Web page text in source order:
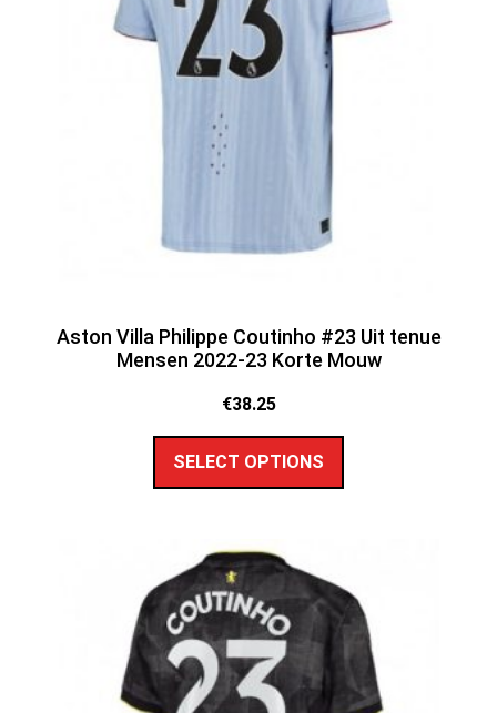
Aston Villa Philippe Coutinho #23 Uit tenue
Mensen 2022-23 Korte Mouw
€38.25
SELECT OPTIONS